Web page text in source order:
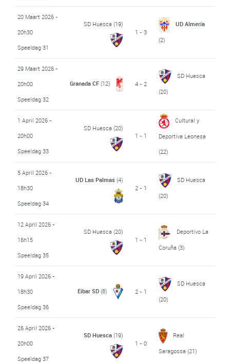
20 Maart 2026 -
20h30
Speeldag 31
SD Huesca (19)
1 - 3
UD Almería
(2)
29 Maart 2026 -
20h00
Speeldag 32
Granada CF(12) 4 - 2
SD Huesca
(20)
1 April 2026 -
20h00
Speeldag 33
SD Huesca (20)
1 - 1
Cultural y
Deportiva Leonesa
(22)
5 April 2026 -
18h30
Speeldag 34
UD Las Palmas(4)
2 - 1
SD Huesca
(20)
12 April 2026 -
16h15
Speeldag 35
SD Huesca (20)
1 - 1
Deportivo La
Coruña (3)
19 April 2026 -
18h30
Speeldag 36
Eibar SD(8) 2 - 1
SD Huesca
(20)
26 April 2026 -
20h00
Speeldag 37
SD Huesca(19)
1 - 0
Real
Saragossa (21)